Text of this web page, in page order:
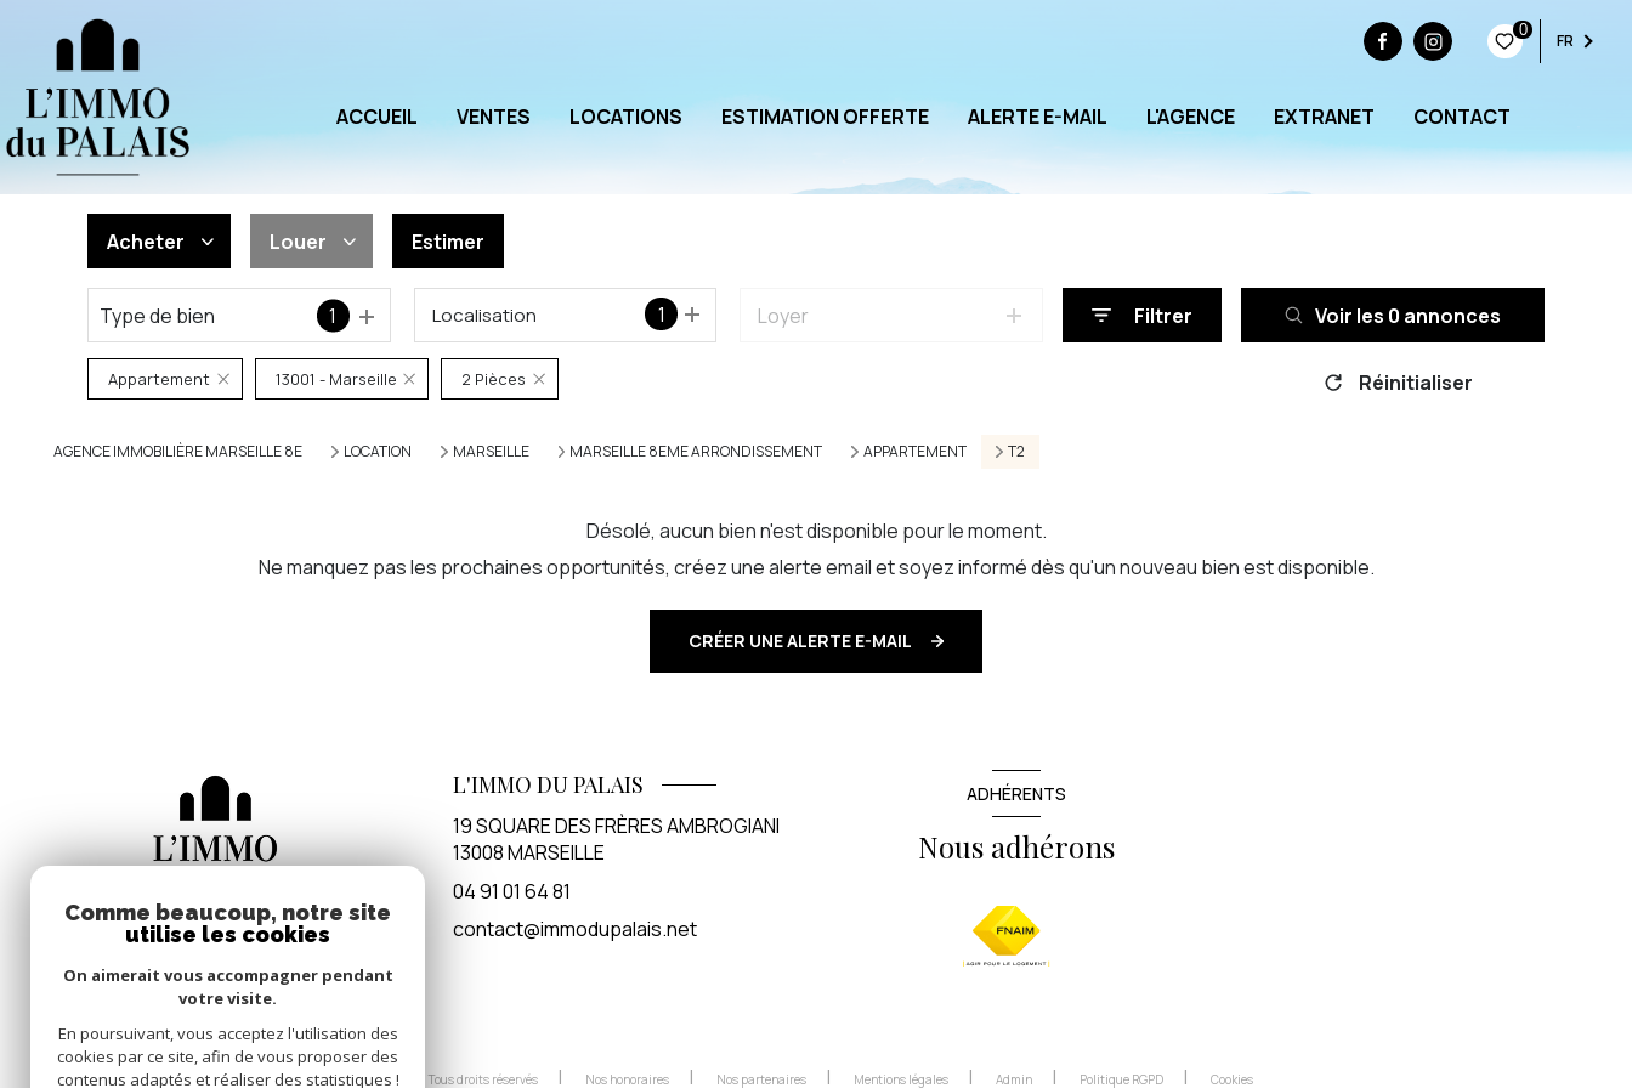
0
FR
ACCUEIL VENTES LOCATIONS ESTIMATION OFFERTE ALERTE E-MAIL L'AGENCE EXTRANET CONTACT
Acheter
De l'ancien
De l'immo pro
Louer
à l'année
De l'immo pro
Estimer
Type de bien 1 1
Localisation Loyer Filtrer Voir les 0 annonces
Appartement 13001 - Marseille 2 Pièces Réinitialiser
AGENCE IMMOBILIÈRE MARSEILLE 8E LOCATION MARSEILLE MARSEILLE 8EME ARRONDISSEMENT APPARTEMENT T2
Désolé, aucun bien n'est disponible pour le moment.
Ne manquez pas les prochaines opportunités, créez une alerte email et soyez informé dès qu'un nouveau bien est disponible.
CRÉER UNE ALERTE E-MAIL
L'IMMO DU PALAIS
19 SQUARE DES FRÈRES AMBROGIANI
13008MARSEILLE
04 91 01 64 81
contact@immodupalais.net
ADHÉRENTS
Nous adhérons
© 2026 | Tous droits réservés Nos honoraires Nos partenaires Mentions légales Admin Politique RGPD Cookies
Comme beaucoup, notre site
utilise les cookies
On aimerait vous accompagner pendant
votre visite.
En poursuivant, vous acceptez l'utilisation des
cookies par ce site, afin de vous proposer des
contenus adaptés et réaliser des statistiques !